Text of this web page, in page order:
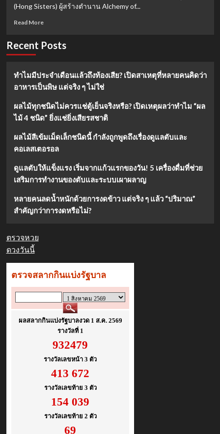
(Hong Sisters) ผู้สร้างตำนาน Alchemy of...
Read MoreRead
Can
Be
Translated?
การ
พบ
ของ
คิม
ซอน
&
โก
จอง
ใน
คอ
เม
เรื่อง
ใหม่
ทาง
Netflix!
Recent Posts
ทำไมมีประจำเดือนแล้วถึงท้องเสีย? เปิดสาเหตุที่หลายคนคิดว่า
อาหารเป็นพิษ แต่จริง ๆ ไม่ใช่
ผลไม้ทุกชนิดไม่ควรแช่ตู้เย็นจริงหรือ? เปิดเหตุผลว่าทำไม “ผล
ไม้ 4 ชนิด” ยิ่งแช่ยิ่งเสียรสชาติ
ผลไม้สีเข้มเม็ดเล็กชนิดนี้ กำลังถูกพูดถึงเรื่องดูแลตับและ
คอเลสเตอรอล
ดูแลตับให้แข็งแรง เริ่มจากแก้วแรกของวัน! 5 เครื่องดื่มที่ช่วย
เสริมการทำงานของตับและระบบเผาผลาญ
หลายคนลดน้ำหนักด้วยการงดข้าว แต่จริง ๆ แล้ว “ปริมาณ”
สำคัญกว่าการงดหรือไม่?
ตรวจหวย
ดวงวันนี้